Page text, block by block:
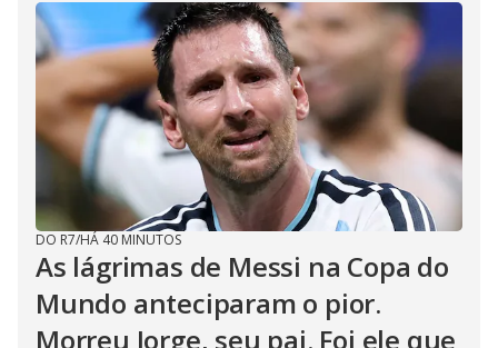
DO R7/HÁ 40 MINUTOS
As lágrimas de Messi na Copa do
Mundo anteciparam o pior.
Morreu Jorge, seu pai. Foi ele que